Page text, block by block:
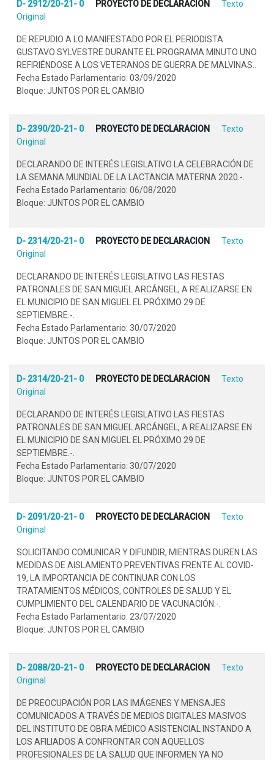
D- 2912/20-21- 0 PROYECTO DE DECLARACION
Texto
Original
DE REPUDIO A LO MANIFESTADO POR EL PERIODISTA
GUSTAVO SYLVESTRE DURANTE EL PROGRAMA MINUTO UNO
REFIRIÉNDOSE A LOS VETERANOS DE GUERRA DE MALVINAS..
Fecha Estado Parlamentario: 03/09/2020
Bloque: JUNTOS POR EL CAMBIO
D- 2390/20-21- 0 PROYECTO DE DECLARACION
Texto
Original
DECLARANDO DE INTERÉS LEGISLATIVO LA CELEBRACIÓN DE
LA SEMANA MUNDIAL DE LA LACTANCIA MATERNA 2020.-.
Fecha Estado Parlamentario: 06/08/2020
Bloque: JUNTOS POR EL CAMBIO
D- 2314/20-21- 0 PROYECTO DE DECLARACION
Texto
Original
DECLARANDO DE INTERÉS LEGISLATIVO LAS FIESTAS
PATRONALES DE SAN MIGUEL ARCÁNGEL, A REALIZARSE EN
EL MUNICIPIO DE SAN MIGUEL EL PRÓXIMO 29 DE
SEPTIEMBRE.-.
Fecha Estado Parlamentario: 30/07/2020
Bloque: JUNTOS POR EL CAMBIO
D- 2314/20-21- 0 PROYECTO DE DECLARACION
Texto
Original
DECLARANDO DE INTERÉS LEGISLATIVO LAS FIESTAS
PATRONALES DE SAN MIGUEL ARCÁNGEL, A REALIZARSE EN
EL MUNICIPIO DE SAN MIGUEL EL PRÓXIMO 29 DE
SEPTIEMBRE.-.
Fecha Estado Parlamentario: 30/07/2020
Bloque: JUNTOS POR EL CAMBIO
D- 2091/20-21- 0 PROYECTO DE DECLARACION
Texto
Original
SOLICITANDO COMUNICAR Y DIFUNDIR, MIENTRAS DUREN LAS
MEDIDAS DE AISLAMIENTO PREVENTIVAS FRENTE AL COVID-
19, LA IMPORTANCIA DE CONTINUAR CON LOS
TRATAMIENTOS MÉDICOS, CONTROLES DE SALUD Y EL
CUMPLIMIENTO DEL CALENDARIO DE VACUNACIÓN.-.
Fecha Estado Parlamentario: 23/07/2020
Bloque: JUNTOS POR EL CAMBIO
D- 2088/20-21- 0 PROYECTO DE DECLARACION
Texto
Original
DE PREOCUPACIÓN POR LAS IMÁGENES Y MENSAJES
COMUNICADOS A TRAVÉS DE MEDIOS DIGITALES MASIVOS
DEL INSTITUTO DE OBRA MÉDICO ASISTENCIAL INSTANDO A
LOS AFILIADOS A CONFRONTAR CON AQUELLOS
PROFESIONALES DE LA SALUD QUE INFORMEN YA NO